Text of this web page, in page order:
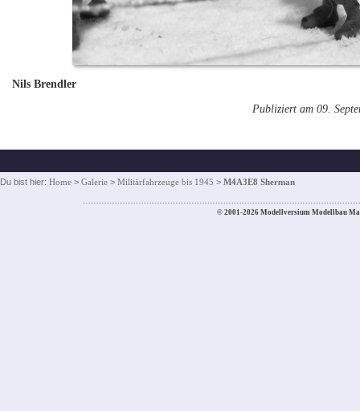
Nils Brendler
Publiziert am 09.
Du bist hier: Home > Galerie > Militärfahrzeuge bis 1945 > M4A3E8 Sherman
© 2001-2026 Modellversium Modellbau